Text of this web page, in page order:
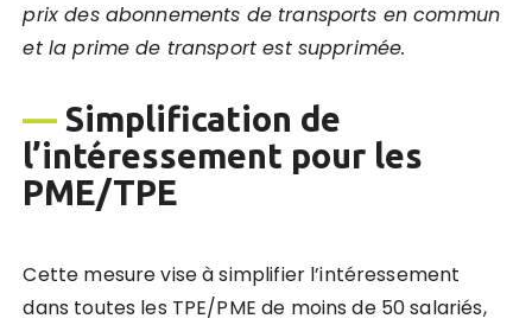
prix des abonnements de transports en commun
et la prime de transport est supprimée.
— Simplification de
l’intéressement pour les
PME/TPE
Cette mesure vise à simplifier l’intéressement
dans toutes les TPE/PME de moins de 50 salariés,